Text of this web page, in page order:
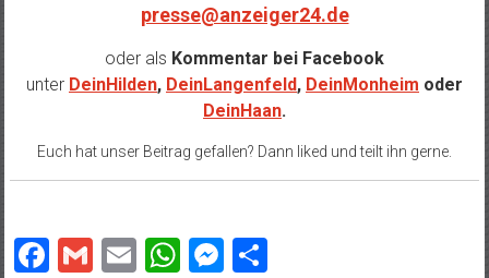
presse@anzeiger24.de
oder als Kommentar bei Facebook
unter DeinHilden, DeinLangenfeld, DeinMonheim oder
DeinHaan.
Euch hat unser Beitrag gefallen? Dann liked und teilt ihn gerne.
Facebook
GmailEmailWhatsApp
Messenger